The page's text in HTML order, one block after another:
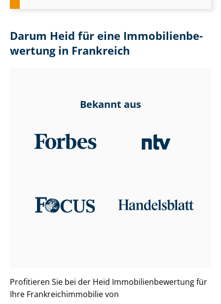
Darum Heid für eine Im­mo­bi­li­en­be­
wer­tung in Frankreich
Bekannt aus
Profitieren Sie bei der Heid Im­mo­bi­li­en­be­wer­tung für
Ihre Frank­reichim­mo­bi­lie von